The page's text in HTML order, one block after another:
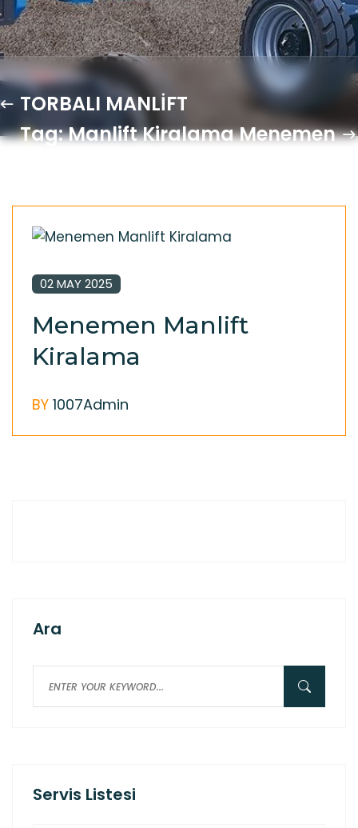
TORBALI MANLİFT
Tag: Manlift Kiralama Menemen
02 MAY 2025
Menemen Manlift
Kiralama
BY 1007Admin
Ara
Servis Listesi